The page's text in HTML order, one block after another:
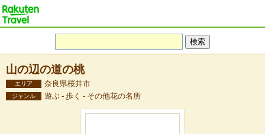
山の辺の道の桃
エリア 奈良県桜井市
ジャンル 遊ぶ - 歩く - その他花の名所